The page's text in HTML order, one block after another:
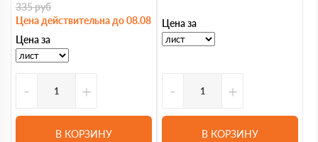
335руб
Цена действительна до 08.08
Цена за
- +
В КОРЗИНУ
Цена за
- +
В КОРЗИНУ